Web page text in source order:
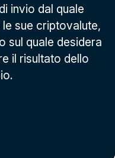
invio dal quale
le sue criptovalute,
sul quale desidera
il risultato dello